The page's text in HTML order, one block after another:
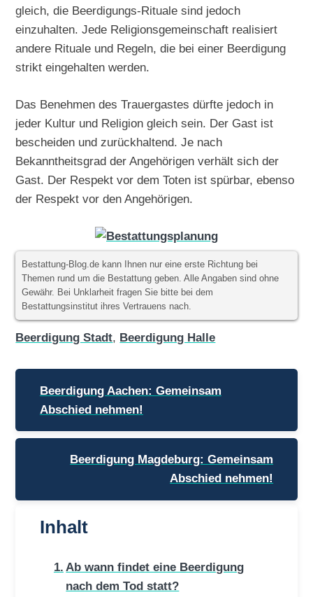
gleich, die Beerdigungs-Rituale sind jedoch
einzuhalten. Jede Religionsgemeinschaft realisiert
andere Rituale und Regeln, die bei einer Beerdigung
strikt eingehalten werden.
Das Benehmen des Trauergastes dürfte jedoch in
jeder Kultur und Religion gleich sein. Der Gast ist
bescheiden und zurückhaltend. Je nach
Bekanntheitsgrad der Angehörigen verhält sich der
Gast. Der Respekt vor dem Toten ist spürbar, ebenso
der Respekt vor den Angehörigen.
Bestattung-Blog.de kann Ihnen nur eine erste Richtung bei
Themen rund um die Bestattung geben. Alle Angaben sind ohne
Gewähr. Bei Unklarheit fragen Sie bitte bei dem
Bestattungsinstitut ihres Vertrauens nach.
Beerdigung Stadt, Beerdigung Halle
Beitragsnavigation
Beerdigung Aachen: Gemeinsam
Abschied nehmen!
Beerdigung Magdeburg: Gemeinsam
Abschied nehmen!
Inhalt
Ab wann findet eine Beerdigung
nach dem Tod statt?